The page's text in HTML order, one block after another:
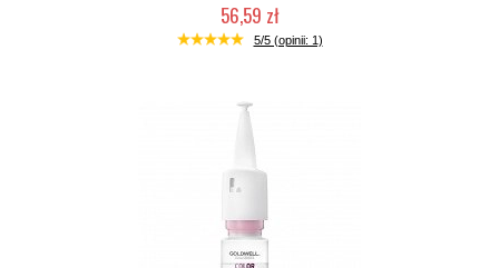
56,59 zł
Duża ilość (wysyłka w 24h)
5/5 (opinii: 1)